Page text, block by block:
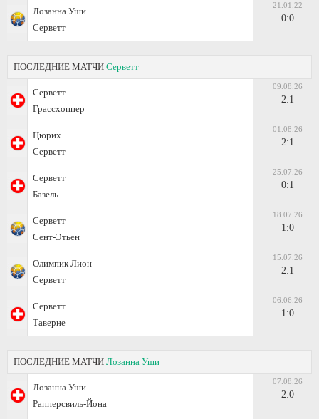
Лозанна Уши
Серветт
21.01.22
0:0
ПОСЛЕДНИЕ МАТЧИ Серветт
Серветт
Грассхоппер
09.08.26
2:1
Цюрих
Серветт
01.08.26
2:1
Серветт
Базель
25.07.26
0:1
Серветт
Сент-Этьен
18.07.26
1:0
Олимпик Лион
Серветт
15.07.26
2:1
Серветт
Таверне
06.06.26
1:0
ПОСЛЕДНИЕ МАТЧИ Лозанна Уши
Лозанна Уши
Рапперсвиль-Йона
07.08.26
2:0